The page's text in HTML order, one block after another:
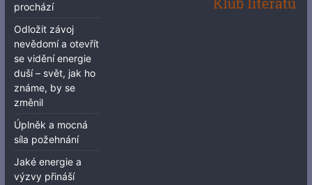
prochází
Odložit závoj
nevědomí a otevřít
se vidění energie
duší – svět, jak ho
známe, by se
změnil
Úplněk a mocná
síla požehnání
Jaké energie a
výzvy přináší